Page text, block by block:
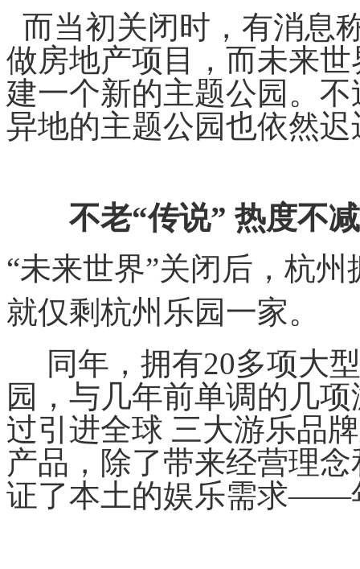
而当初关闭时，有消息
做房地产项目，而未来
建一个新的主题公园。
异地的主题公园也依然
不老“传说” 热度不减
“未来世界”关闭后，杭
就仅剩杭州乐园一家。
同年，拥有20多项大
园，与几年前单调的几
过引进全球 三大游乐品
产品，除了带来经营理
证了本土的娱乐需求——